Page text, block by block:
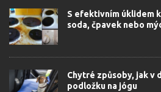
S efektivním úklidem
soda, čpavek nebo
Chytré způsoby, jak v
podložku na jógu